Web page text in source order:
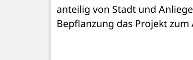
anteilig von Stadt und
Bepflanzung das Projekt zum